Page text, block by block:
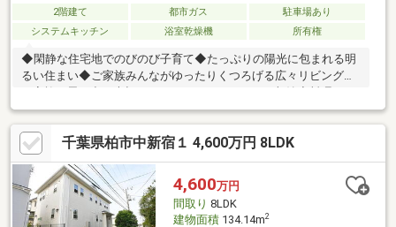
2階建て 都市ガス
駐車場あり
システムキッチン
浴室乾燥機 所有権
◆閑静な住宅地でのびのび子育て◆たっぷりの陽光に包まれる明
るい住まい◆ご家族みんながゆったりくつろげる広々リビング◆
ながらでもご家族との会話を楽しめる対面キッチン◆ゆとりの洗
面スペースで朝の身支度もスムーズに◆雨の日のお洗濯にも大活
躍な浴室乾燥機付◆ＴＶモニタ付インタホンでセキュリティ面に
も配慮◆ほっこりできる和室でくつろぐひととき
千葉県柏市中新宿１ 4,600万円 8LDK
4,600万円
間取り 8LDK
建物面積134.14m2